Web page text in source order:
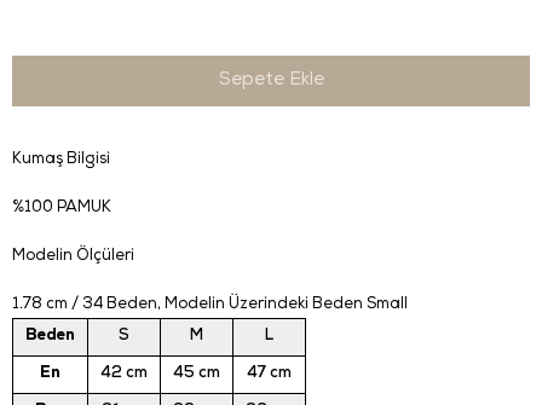
Kumaş Bilgisi
%100 PAMUK
Modelin Ölçüleri
1.78 cm / 34 Beden, Modelin Üzerindeki Beden Small
Beden
S M L
En 42 cm 45 cm 47 cm